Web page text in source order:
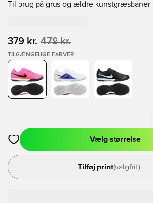
Til brug på grus og ældre kunstgræsbaner
379 kr. 479 kr.
TILGÆNGELIGE FARVER
Åbner en Modal til at logge ind eller
Vælg størrelse
Tilføj print(valgfrit)